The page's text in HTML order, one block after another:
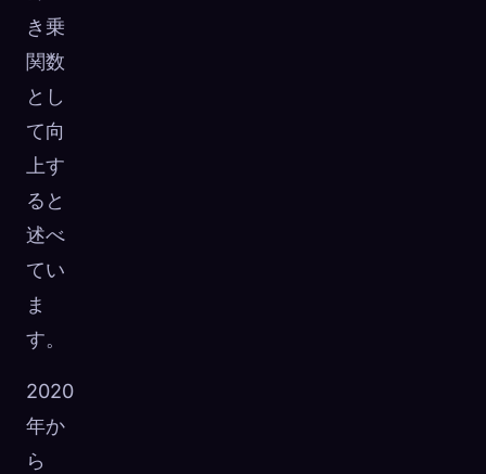
き乗
関数
とし
て向
上す
ると
述べ
てい
ま
す。
2020
年か
ら